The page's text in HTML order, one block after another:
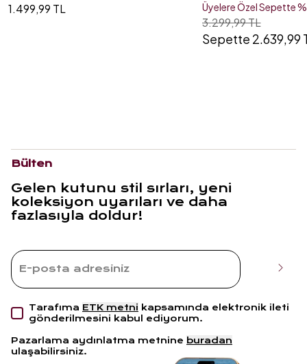
1.499,99 TL
Üyelere Özel Sepette
3.299,99 TL
Sepette 2.639,99
Bülten
Gelen kutunu stil sırları, yeni
koleksiyon uyarıları ve daha
fazlasıyla doldur!
Tarafıma ETK metni kapsamında elektronik ileti
gönderilmesini kabul ediyorum.
Pazarlama aydınlatma metnine buradan
ulaşabilirsiniz.